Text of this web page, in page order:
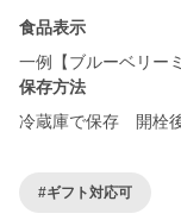
食品表示
一例【ブルーベリー
保存方法
冷蔵庫で保存 開栓
#ギフト対応可